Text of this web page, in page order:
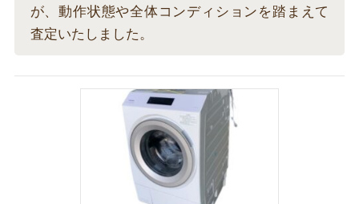
が、動作状態や全体コンディションを踏まえて
査定いたしました。